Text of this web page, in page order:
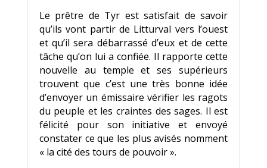
Le prêtre de Tyr est satisfait de savoir
qu’ils vont partir de Litturval vers l’ouest
et qu’il sera débarrassé d’eux et de cette
tâche qu’on lui a confiée. Il rapporte cette
nouvelle au temple et ses supérieurs
trouvent que c’est une très bonne idée
d’envoyer un émissaire vérifier les ragots
du peuple et les craintes des sages. Il est
félicité pour son initiative et envoyé
constater ce que les plus avisés nomment
« la cité des tours de pouvoir ».